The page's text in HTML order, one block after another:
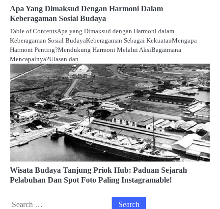
Apa Yang Dimaksud Dengan Harmoni Dalam
Keberagaman Sosial Budaya
Table of ContentsApa yang Dimaksud dengan Harmoni dalam
Keberagaman Sosial BudayaKeberagaman Sebagai KekuatanMengapa
Harmoni Penting?Mendukung Harmoni Melalui AksiBagaimana
Mencapainya?Ulasan dan…
Wisata Budaya Tanjung Priok Hub: Paduan Sejarah
Pelabuhan Dan Spot Foto Paling Instagramable!
Search